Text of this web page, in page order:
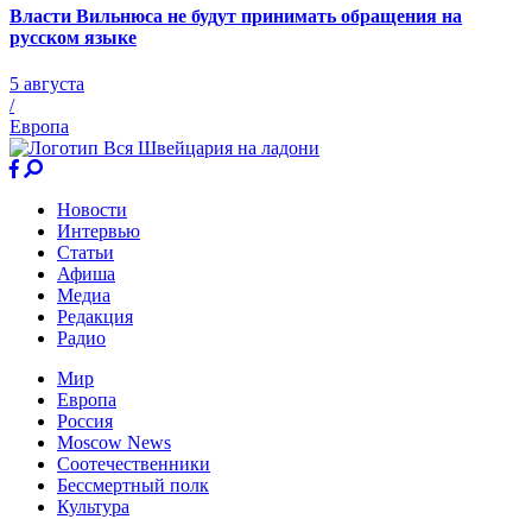
Власти Вильнюса не будут принимать обращения на
русском языке
5 августа
/
Европа
Новости
Интервью
Статьи
Афиша
Медиа
Редакция
Радио
Мир
Европа
Россия
Moscow News
Соотечественники
Бессмертный полк
Культура